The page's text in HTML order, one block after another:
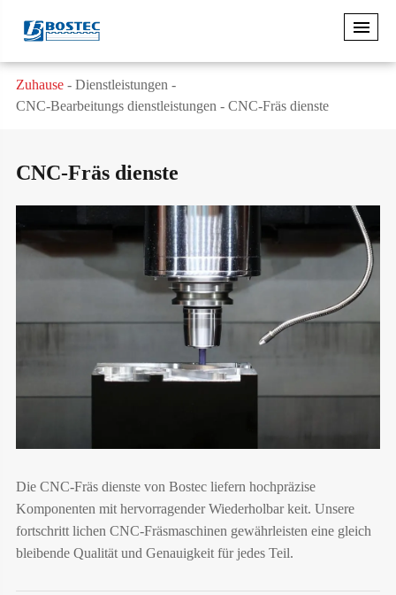
Zuhause
Dienstleistungen
CNC-Bearbeitungs dienstleistungen
CNC-Fräs dienste
CNC-Fräs dienste
Die CNC-Fräs dienste von Bostec liefern hochpräzise
Komponenten mit hervorragender Wiederholbar keit. Unsere
fortschritt lichen CNC-Fräsmaschinen gewährleisten eine gleich
bleibende Qualität und Genauigkeit für jedes Teil.